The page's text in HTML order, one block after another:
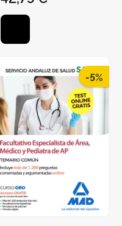
ANA MARÍA /
GONZÁLEZ CABALLERO,
-5%